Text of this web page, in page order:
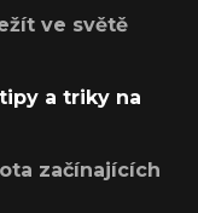
ve světě
a triky na
začínajících